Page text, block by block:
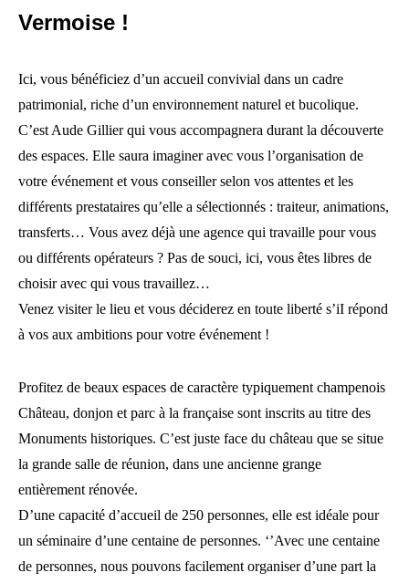
Vermoise !
Ici, vous bénéficiez d’un accueil convivial dans un cadre
patrimonial, riche d’un environnement naturel et bucolique.
C’est Aude Gillier qui vous accompagnera durant la découverte
des espaces. Elle saura imaginer avec vous l’organisation de
votre événement et vous conseiller selon vos attentes et les
différents prestataires qu’elle a sélectionnés : traiteur, animations,
transferts… Vous avez déjà une agence qui travaille pour vous
ou différents opérateurs ? Pas de souci, ici, vous êtes libres de
choisir avec qui vous travaillez…
Venez visiter le lieu et vous déciderez en toute liberté s’iI répond
à vos aux ambitions pour votre événement !
Profitez de beaux espaces de caractère typiquement champenois
Château, donjon et parc à la française sont inscrits au titre des
Monuments historiques. C’est juste face du château que se situe
la grande salle de réunion, dans une ancienne grange
entièrement rénovée.
D’une capacité d’accueil de 250 personnes, elle est idéale pour
un séminaire d’une centaine de personnes. ‘’Avec une centaine
de personnes, nous pouvons facilement organiser d’une part la